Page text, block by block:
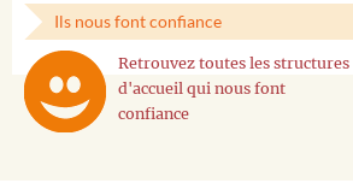
Ils nous font confiance
Retrouvez toutes les structures
d'accueil qui nous font
confiance